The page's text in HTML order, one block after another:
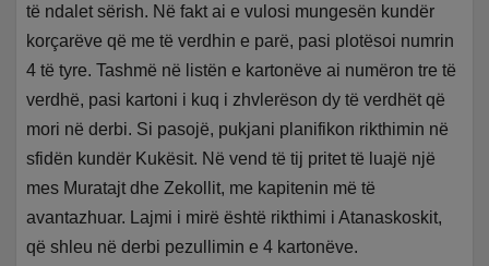
të ndalet sërish. Në fakt ai e vulosi mungesën kundër
korçarëve që me të verdhin e parë, pasi plotësoi numrin
4 të tyre. Tashmë në listën e kartonëve ai numëron tre të
verdhë, pasi kartoni i kuq i zhvlerëson dy të verdhët që
mori në derbi. Si pasojë, pukjani planifikon rikthimin në
sfidën kundër Kukësit. Në vend të tij pritet të luajë një
mes Muratajt dhe Zekollit, me kapitenin më të
avantazhuar. Lajmi i mirë është rikthimi i Atanaskoskit,
që shleu në derbi pezullimin e 4 kartonëve.